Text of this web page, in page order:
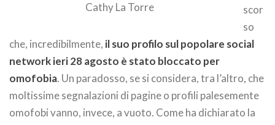
Cathy La Torre
scor
so
che, incredibilmente, il suo profilo sul popolare social
network ieri 28 agosto è stato bloccato per
omofobia. Un paradosso, se si considera, tra l’altro, che
moltissime segnalazioni di pagine o profili palesemente
omofobi vanno, invece, a vuoto. Come ha dichiarato la